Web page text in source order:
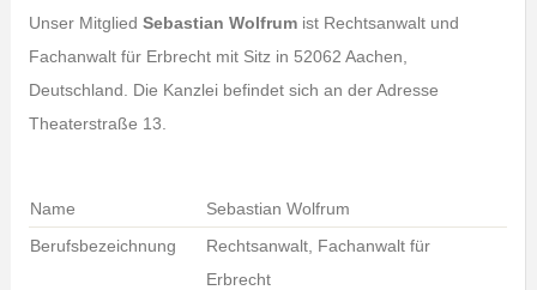
Unser Mitglied Sebastian Wolfrumist Rechtsanwalt und
Fachanwalt für Erbrecht mit Sitz in 52062 Aachen,
Deutschland. Die Kanzlei befindet sich an der Adresse
Theaterstraße 13.
Name
Sebastian Wolfrum
Berufsbezeichnung
Rechtsanwalt, Fachanwalt für
Erbrecht